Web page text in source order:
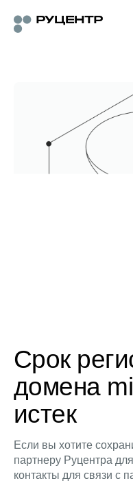
Срок
домена
истек
Если вы хотите
партнеру Руцентра
контакты для связи с